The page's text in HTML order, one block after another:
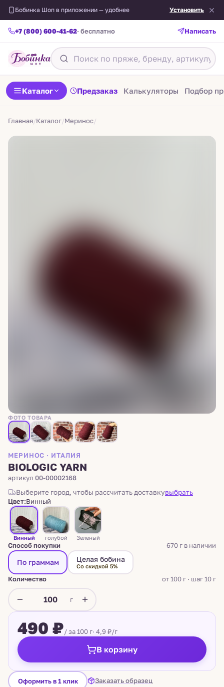
Бобинка Шоп в приложении — удобнее Установить
+7 (800) 600-41-62· бесплатно Написать
Каталог Предзаказ Калькуляторы Подбор
Главная/Каталог/Меринос/
ФОТО ТОВАРА
МЕРИНОС · ИТАЛИЯ
BIOLOGIC YARN
артикул 00-00002168
Цвет:Винный
Винный голубой Зеленый
Способ покупки 670 г в наличии
По граммам Целая бобина
Со скидкой 5%
Количество от 100 г · шаг 10 г
г
490 ₽/ за 100 г· 4,9 ₽/г
В корзину
Оформить в 1 клик Заказать образец
Выберите город, чтобы рассчитать доставкувыбрать